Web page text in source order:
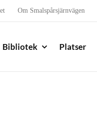
Om Smalspårsjärnvägen
Bibliotek Platser